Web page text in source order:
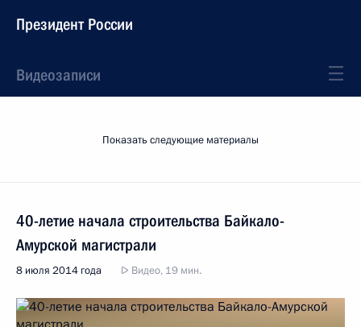
Президент России
Видеозаписи
Показать следующие материалы
40-летие начала строительства Байкало-
Амурской магистрали
8 июля 2014 года Видео, 19 мин.